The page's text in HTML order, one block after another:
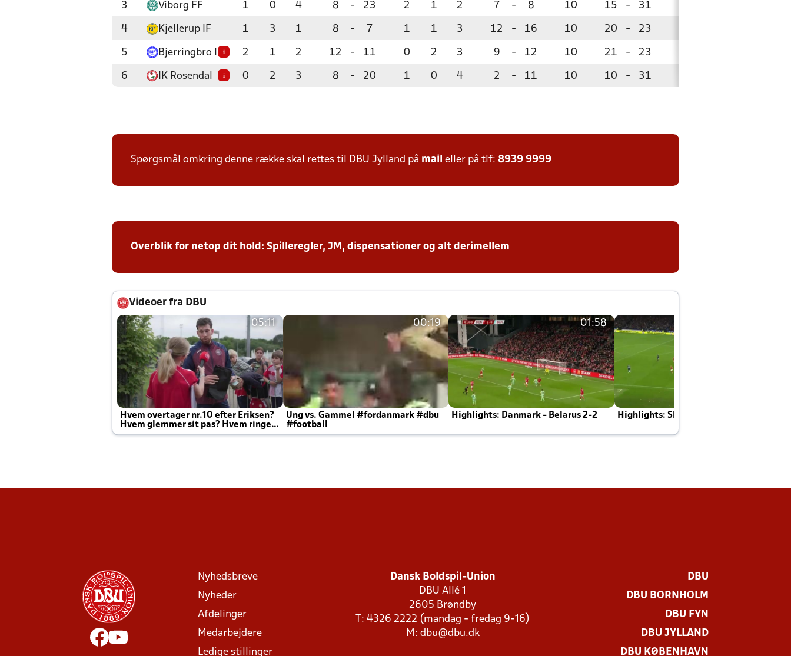
3 Viborg FF 1 0 4 8 - 23 2 1 2 7 - 8 10 15 - 31
4 Kjellerup IF 1 3 1 8 - 7 1 1 3 12 - 16 10 20 - 23
5 Bjerringbro IF i 2 1 2 12 - 11 0 2 3 9 - 12 10 21 - 23
6 IK Rosendal i 0 2 3 8 - 20 1 0 4 2 - 11 10 10 - 31
Spørgsmål omkring denne række skal rettes til DBU Jylland på mail eller på tlf: 8939 9999
Overblik for netop dit hold: Spilleregler, JM, dispensationer og alt derimellem
Videoer fra DBU
05:11
Hvem overtager nr.10 efter Eriksen?
Hvem glemmer sit pas? Hvem ringer
Joachim altid til efter kampe?
00:19
Ung vs. Gammel #fordanmark #dbu
#football
01:58
Highlights: Danmark - Belarus 2-2 Highlights: Skotland - Danmark 4-2
Nyhedsbreve
Nyheder
Afdelinger
Medarbejdere
Ledige stillinger
Dansk Boldspil-Union
DBU Allé 1
2605 Brøndby
T: 4326 2222 (mandag - fredag 9-16)
M: dbu@dbu.dk
DBU
DBU BORNHOLM
DBU FYN
DBU JYLLAND
DBU KØBENHAVN